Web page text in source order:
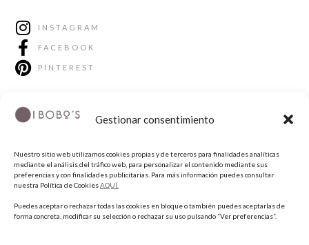
Gestionar consentimiento
Nuestro sitio web utilizamos cookies propias y de terceros para finalidades analíticas
mediante el análisis del tráfico web, para personalizar el contenido mediante sus
preferencias y con finalidades publicitarias. Para más información puedes consultar
nuestra Política de CookiesAQUÍ.
Puedes aceptar o rechazar todas las cookies en bloque o también puedes aceptarlas de
forma concreta, modificar su selección o rechazar su uso pulsando “Ver preferencias”.
INSTAGRAM
FACEBOOK
PINTEREST
COPYRIGHT © 2026 QUIERO UNAS BOBO'S.